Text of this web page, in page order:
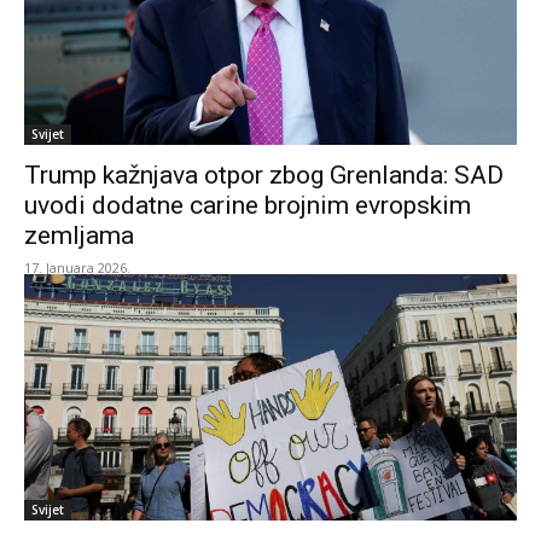
Svijet
Trump kažnjava otpor zbog Grenlanda: SAD
uvodi dodatne carine brojnim evropskim
zemljama
17. Januara 2026.
Svijet